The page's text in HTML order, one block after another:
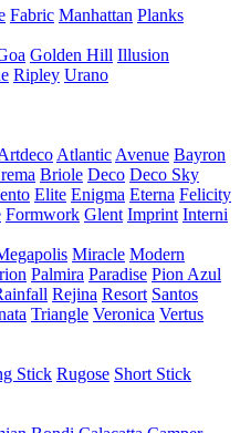
Fabric Manhattan Planks
Golden Hill Illusion
Ripley Urano
Atlantic Avenue Bayron
Briole Deco Deco Sky
Elite Enigma Eterna Felicity
Formwork Glent Imprint Interni
Miracle Modern
Palmira Paradise Pion Azul
Rejina Resort Santos
Triangle Veronica Vertus
Stick Rugose Short Stick